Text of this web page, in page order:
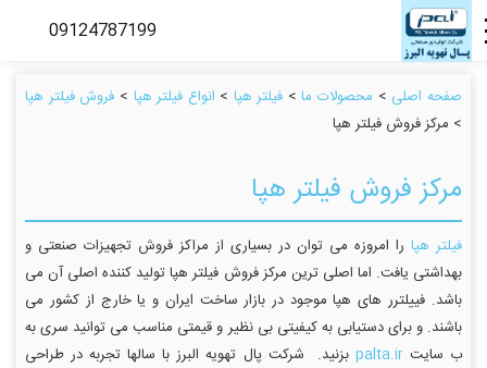
صفحه اصلی > محصولات ما> فیلتر هپا > انواع فیلتر هپا > فروش فیلتر هپا
> مرکز فروش فیلتر هپا
مرکز فروش فیلتر هپا
فیلتر هپا را امروزه می توان در بسیاری از مراکز فروش تجهیزات صنعتی و
بهداشتی یافت. اما اصلی ترین مرکز فروش فیلتر هپا تولید کننده اصلی آن می
باشد. فییلترر های هپا موجود در بازار ساخت ایران و یا خارج از کشور می
باشند. و برای دستیابی به کیفیتی بی نظیر و قیمتی مناسب می توانید سری به
ب سایتpalta.ir بزنید. شرکت پال تهویه البرز با سالها تجربه در طراحی